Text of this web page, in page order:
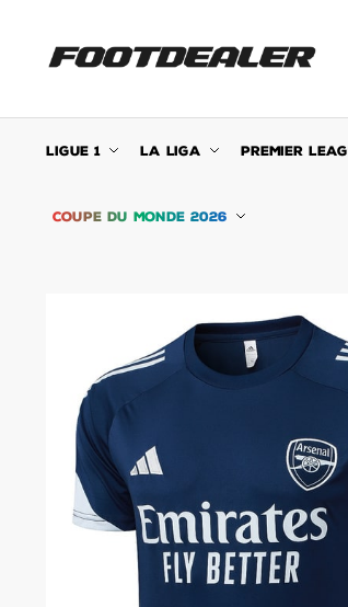
navigation
content
LIGUE 1 LA LIGA PREMIER
COUPE DU MONDE 2026